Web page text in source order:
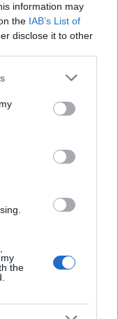
information may
the IAB’s List of
disclose it to other
or more Google
You may click to
party tags to
in below Google
the
közös
a
olyan